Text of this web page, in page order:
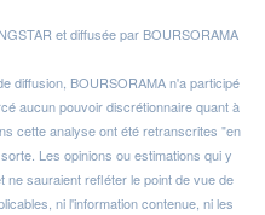
et diffusée par BOURSORAMA
diffusion, BOURSORAMA n'a participé
aucun pouvoir discrétionnaire quant à
cette analyse ont été retranscrites "en
Les opinions ou estimations qui y
sauraient refléter le point de vue de
ni l'information contenue, ni les